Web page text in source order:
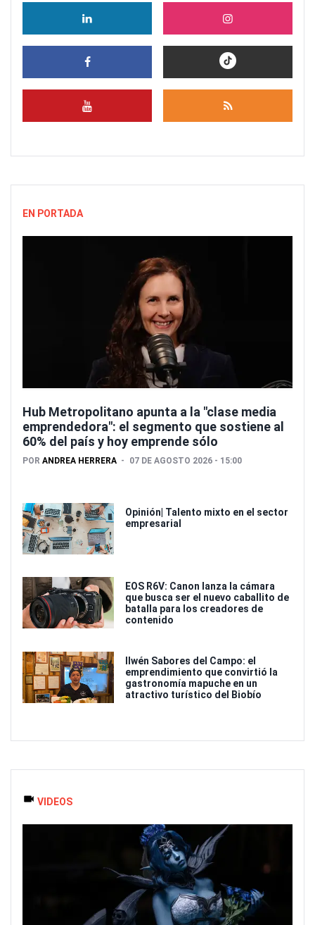
EN PORTADA
Hub Metropolitano apunta a la "clase media
emprendedora": el segmento que sostiene al
60% del país y hoy emprende sólo
POR ANDREA HERRERA 07 DE AGOSTO 2026 - 15:00
Opinión| Talento mixto en el sector
empresarial
EOS R6V: Canon lanza la cámara
que busca ser el nuevo caballito de
batalla para los creadores de
contenido
Ilwén Sabores del Campo: el
emprendimiento que convirtió la
gastronomía mapuche en un
atractivo turístico del Biobío
VIDEOS